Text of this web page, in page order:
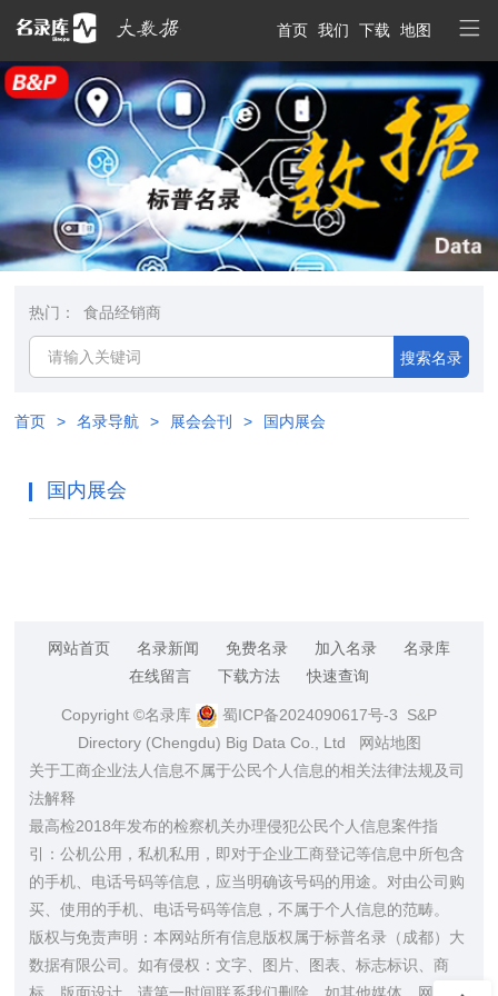
首页 我们 下载 地图
热门： 食品经销商
搜索名录
首页 > 名录导航 > 展会会刊 > 国内展会
国内展会
网站首页 名录新闻 免费名录 加入名录
名录库
在线留言
下载方法 快速查询
Copyright ©名录库 蜀ICP备2024090617号-3 S&P
Directory (Chengdu) Big Data Co., Ltd
网站地图
关于工商企业法人信息不属于公民个人信息的相关法律法规及司
法解释
最高检2018年发布的检察机关办理侵犯公民个人信息案件指
引：公机公用，私机私用，即对于企业工商登记等信息中所包含
的手机、电话号码等信息，应当明确该号码的用途。对由公司购
买、使用的手机、电话号码等信息，不属于个人信息的范畴。
版权与免责声明：本网站所有信息版权属于标普名录（成都）大
数据有限公司。如有侵权：文字、图片、图表、标志标识、商